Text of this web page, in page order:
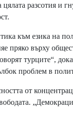
разсотия и
към езика на
пряко върху
турците“,
проблем в
от